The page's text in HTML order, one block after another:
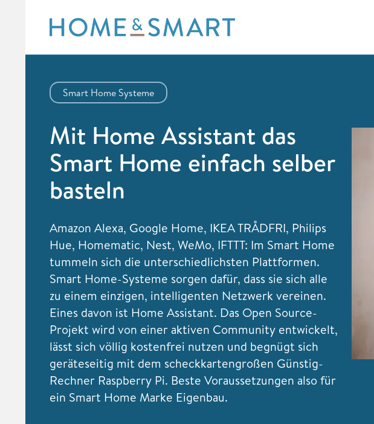
content
Smart Home Systeme
Mit Home Assistant das
Smart Home einfach selber
basteln
Amazon Alexa, Google Home, IKEA TRÅDFRI, Philips
Hue, Homematic, Nest, WeMo, IFTTT: Im Smart Home
tummeln sich die unterschiedlichsten Plattformen.
Smart Home-Systeme sorgen dafür, dass sie sich alle
zu einem einzigen, intelligenten Netzwerk vereinen.
Eines davon ist Home Assistant. Das Open Source-
Projekt wird von einer aktiven Community entwickelt,
lässt sich völlig kostenfrei nutzen und begnügt sich
geräteseitig mit dem scheckkartengroßen Günstig-
Rechner Raspberry Pi. Beste Voraussetzungen also für
ein Smart Home Marke Eigenbau.